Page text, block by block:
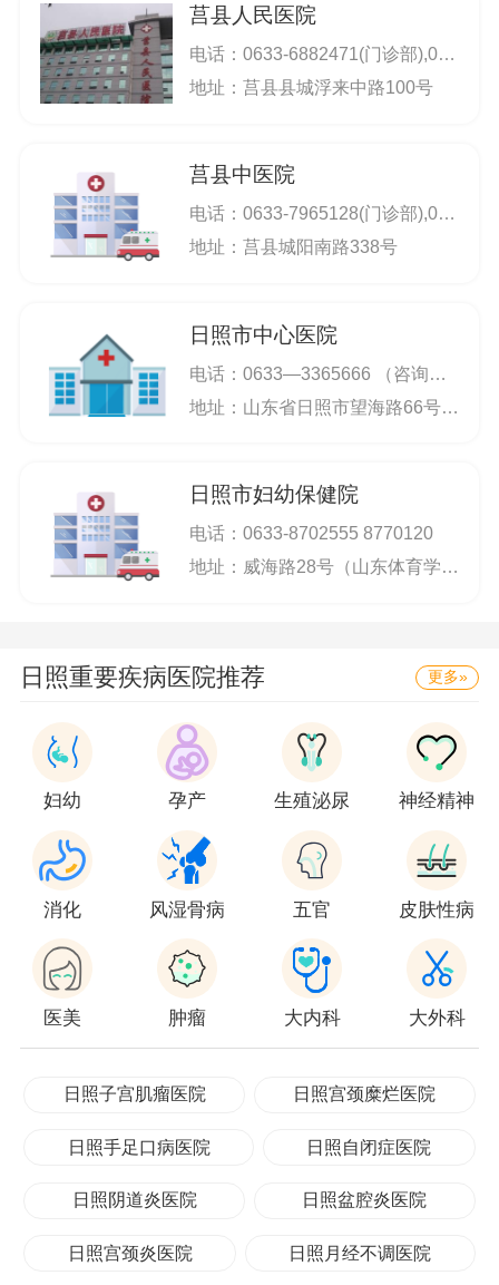
莒县人民医院
电话： 0633-6882471(门诊部),0633-6882141(办公室)
地址：莒县县城浮来中路100号
莒县中医院
电话： 0633-7965128(门诊部),0633-6882021(办公室),0633-6883026
地址：莒县城阳南路338号
日照市中心医院
电话： 0633—3365666 （咨询），0633-3365206（院办）
地址：山东省日照市望海路66号（舒斯贝尔街东首）
日照市妇幼保健院
电话： 0633-8702555 8770120
地址：威海路28号（山东体育学院东侧）
日照重要疾病医院推荐 更多»
妇幼 孕产 生殖泌尿 神经精神
消化 风湿骨病 五官 皮肤性病
医美 肿瘤 大内科 大外科
日照子宫肌瘤医院 日照宫颈糜烂医院
日照手足口病医院 日照自闭症医院
日照阴道炎医院 日照盆腔炎医院
日照宫颈炎医院 日照月经不调医院